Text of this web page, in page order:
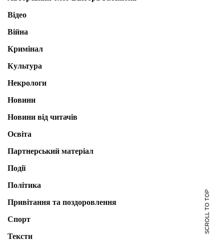
Відео
Війна
Кримінал
Культура
Некрологи
Новини
Новини від читачів
Освіта
Партнерський матеріал
Події
Політика
Привітання та поздоровлення
Спорт
Тексти
SCROLL TO TOP